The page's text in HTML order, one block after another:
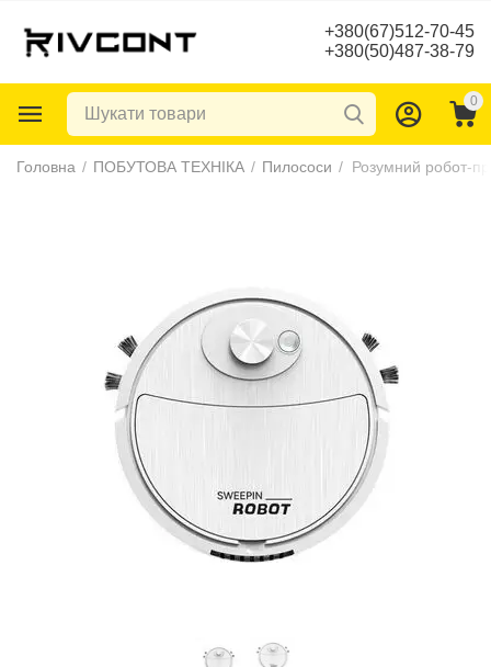
+380(67)512-70-45
+380(50)487-38-79
0
Головна / ПОБУТОВА ТЕХНІКА / Пилососи /